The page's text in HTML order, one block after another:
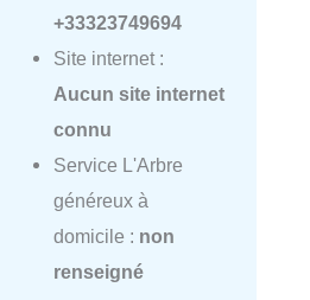
+33323749694
Site internet :
Aucun site internet
connu
Service L'Arbre
généreux à
domicile : non
renseigné